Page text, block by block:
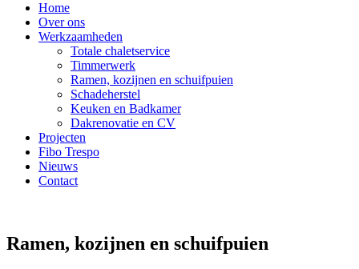
Home
Over ons
Werkzaamheden
Totale chaletservice
Timmerwerk
Ramen, kozijnen en schuifpuien
Schadeherstel
Keuken en Badkamer
Dakrenovatie en CV
Projecten
Fibo Trespo
Nieuws
Contact
Ramen, kozijnen en schuifpuien